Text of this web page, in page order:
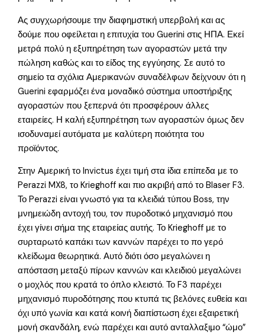
Ας συγχωρήσουμε την διαφημστική υπερβολή και ας
δούμε που οφείλεται η επιτυχία του Guerini στις ΗΠΑ. Εκεί
μετρά πολύ η εξυπηρέτηση των αγοραστών μετά την
πώληση καθώς και το είδος της εγγύησης. Σε αυτό το
σημείο τα σχόλια Αμερικανών συναδέλφων δείχνουν ότι η
Guerini εφαρμόζει ένα μοναδικό σύστημα υποστήριξης
αγοραστών που ξεπερνά ότι προσφέρουν άλλες
εταιρείες. Η καλή εξυπηρέτηση των αγοραστών όμως δεν
ισοδυναμεί αυτόματα με καλύτερη ποιότητα του
προϊόντος.
Στην Αμερική το Invictus έχει τιμή στα ίδια επίπεδα με το
Perazzi MX8, το Krieghoff και πιο ακριβή από το Blaser F3.
Το Perazzi είναι γνωστό για τα κλειδιά τύπου Boss, την
μνημειώδη αντοχή του, τον πυροδοτικό μηχανισμό που
έχει γίνει σήμα της εταιρείας αυτής. Το Krieghoff με το
συρταρωτό καπάκι των καννών παρέχει το πο γερό
κλείδωμα θεωρητικά. Αυτό διότι όσο μεγαλώνει η
απόσταση μεταξύ πίρων καννών και κλειδιού μεγαλώνει
ο μοχλός που κρατά το όπλο κλειστό. Το F3 παρέχει
μηχανισμό πυροδότησης που κτυπά τις βελόνες ευθεία και
όχι υπό γωνία και κατά κοινή διαπίστωση έχει εξαιρετική
μονή σκανδάλη, ενώ παρέχει και αυτό ανταλλαξιμο “ώμο”